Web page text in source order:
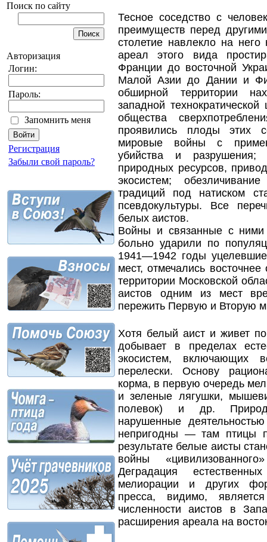
Поиск по сайту
Авторизация
Логин:
Пароль:
Запомнить меня
Регистрация
Забыли свой пароль?
Тесное соседство с
преимуществ перед
столетие навлекло на
ареал этого вида
Франции до восточной
Малой Азии до Дании и
обширной территории
западной
общества
проявились плоды этих
мировые войны с
убийства и разрушения;
природных ресурсов,
экосистем;
традиций под натиском
псевдокультуры. Все
белых аистов.
Войны и связанные с ними
больно ударили по
1941—1942 годы
мест, отмечались
территории Московской
аистов одним из мест
пережить Первую и Вторую
Хотя белый аист и живет
добывает в пределах
экосистем, включающих
перелески. Основу
корма, в первую очередь
и зеленые лягушки,
полевок) и др.
нарушенные
непригодны — там птицы
результате белые аисты
войны
Деградация
мелиорации и других
пресса, видимо,
численности аистов в
расширения ареала на